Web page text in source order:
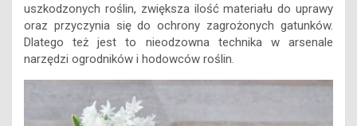
uszkodzonych roślin, zwiększa ilość materiału do uprawy
oraz przyczynia się do ochrony zagrożonych gatunków.
Dlatego też jest to nieodzowna technika w arsenale
narzędzi ogrodników i hodowców roślin.